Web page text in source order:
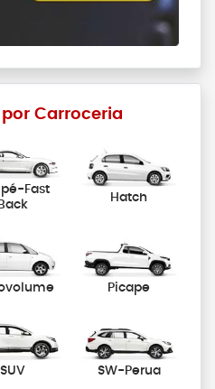
Carroceria
Fast
Back
Hatch
Picape
SUV SW-Perua